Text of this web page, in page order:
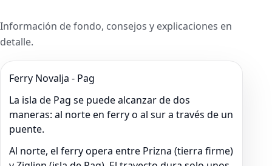
Información de fondo, consejos y explicaciones en
detalle.
Ferry Novalja - Pag
La isla de Pag se puede alcanzar de dos
maneras: al norte en ferry o al sur a través de un
puente.
Al norte, el ferry opera entre Prizna (tierra firme)